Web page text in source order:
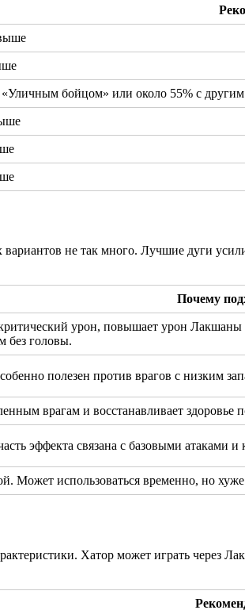
бойцом» или около 55% с
не так много. Лучшие дуги
Почему
урон, повышает урон Лакшаны
без головы.
полезен против врагов с низким
врагам и восстанавливает здоровье
эффекта связана с базовыми атаками
Может использоваться временно, но
Хатор может играть через